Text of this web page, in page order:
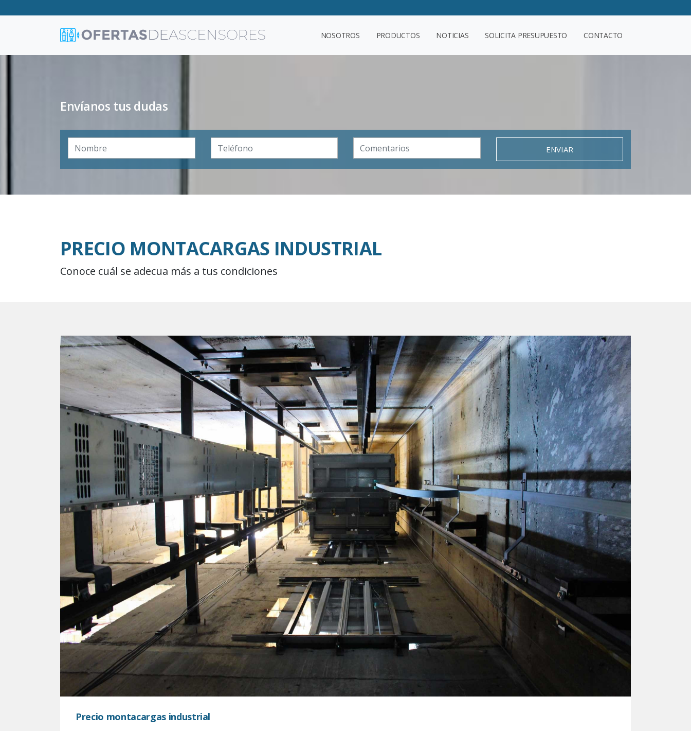
NOSOTROS PRODUCTOS NOTICIAS SOLICITA PRESUPUESTO CONTACTO
Envíanos tus dudas
ENVIAR
PRECIO MONTACARGAS INDUSTRIAL
Conoce cuál se adecua más a tus condiciones
Precio montacargas industrial